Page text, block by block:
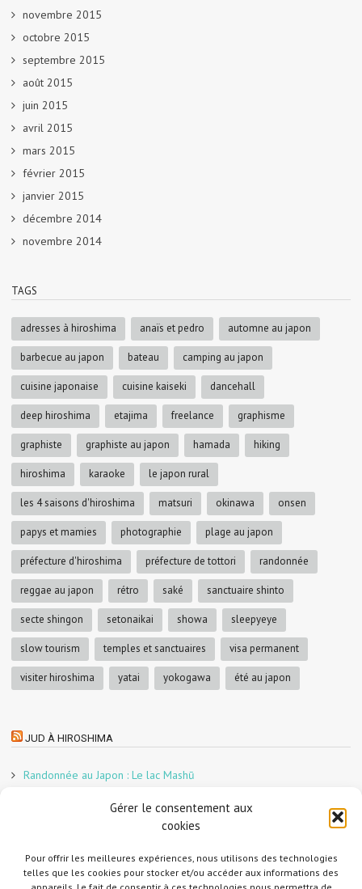
Gérer le consentement aux
cookies
Pour offrir les meilleures expériences, nous utilisons des technologies
telles que les cookies pour stocker et/ou accéder aux informations des
novembre 2015
octobre 2015
septembre 2015
août 2015
juin 2015
avril 2015
mars 2015
février 2015
janvier 2015
décembre 2014
novembre 2014
TAGS
adresses à hiroshima anaïs et pedro automne au japon
barbecue au japon bateau camping au japon
cuisine japonaise cuisine kaiseki dancehall
deep hiroshima etajima freelance graphisme
graphiste graphiste au japon hamada hiking
hiroshima karaoke le japon rural
les 4 saisons d'hiroshima matsuri okinawa onsen
papys et mamies photographie plage au japon
préfecture d'hiroshima préfecture de tottori randonnée
reggae au japon rétro saké sanctuaire shinto
secte shingon setonaikai showa sleepyeye
slow tourism temples et sanctuaires visa permanent
visiter hiroshima yatai yokogawa été au japon
JUD À HIROSHIMA
Randonnée au Japon : Le lac Mashū
En direct sur Adobe France !
Un café et des cabanes dans la forêt
Slow Tourism à Tomo-no-Ura